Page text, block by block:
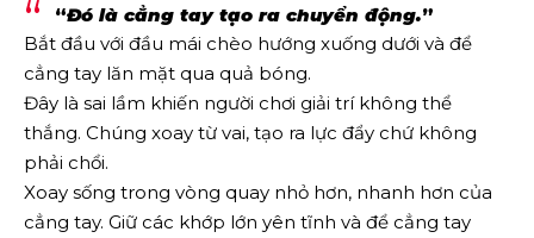
“Đó là cẳng tay tạo ra chuyển động.”
Bắt đầu với đầu mái chèo hướng xuống dưới và để
cẳng tay lăn mặt qua quả bóng.
Đây là sai lầm khiến người chơi giải trí không thể
thắng. Chúng xoay từ vai, tạo ra lực đẩy chứ không
phải chổi.
Xoay sống trong vòng quay nhỏ hơn, nhanh hơn của
cẳng tay. Giữ các khớp lớn yên tĩnh và để cẳng tay